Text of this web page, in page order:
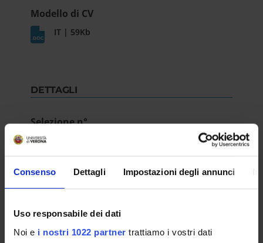
Consenso Dettagli Impostazioni degli annunci
Uso responsabile dei dati
Noi e i nostri 1022 partner trattiamo i vostri dati
Modello di CV
IT | 59Kb
DETTAGLI
Selezione n°
Selezione P60-2
Data pubblicazione sull'albo ufficiale
Dipartimento
Scienze Umane